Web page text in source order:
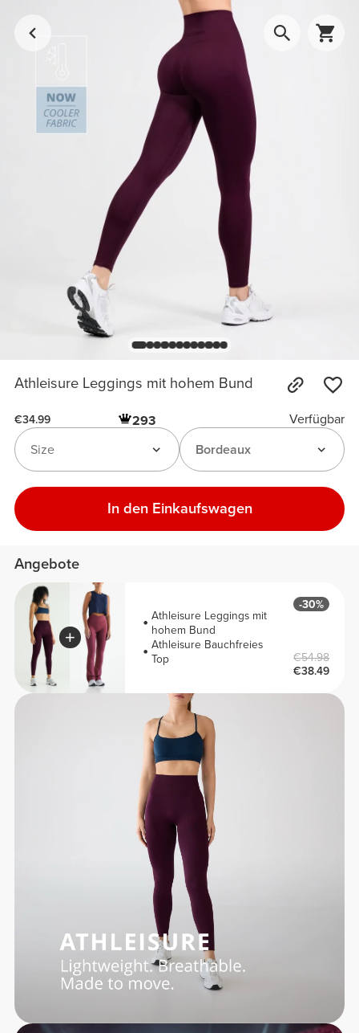
Athleisure Leggings mit hohem Bund
€34.99 293
Verfügbar
Bordeaux
Size
In den Einkaufswagen
Angebote
Athleisure Leggings mit
hohem Bund
Athleisure Bauchfreies
Top
-30%
€54.98
€38.49